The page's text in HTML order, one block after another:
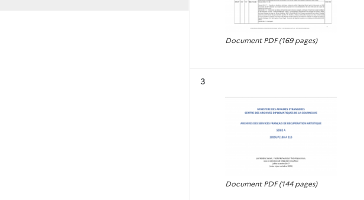
Document PDF (169 pages)
3
Document PDF (144 pages)